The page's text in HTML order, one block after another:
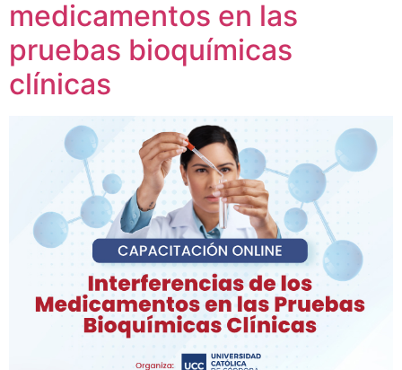
medicamentos en las
pruebas bioquímicas
clínicas